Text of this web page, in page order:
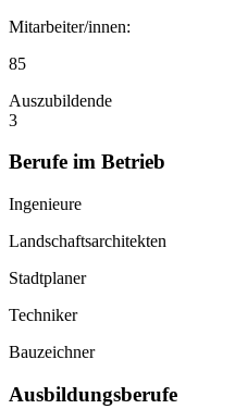
Mitarbeiter/innen:
85
Auszubildende
3
Berufe im Betrieb
Ingenieure
Landschaftsarchitekten
Stadtplaner
Techniker
Bauzeichner
Ausbildungsberufe